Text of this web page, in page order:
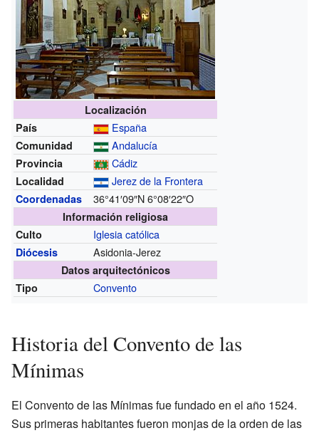
Localización
País
España
Comunidad Andalucía
Provincia Cádiz
Localidad Jerez de la Frontera
Coordenadas 36°41′09″N6°08′22″O
Información religiosa
Culto
Iglesia católica
Diócesis Asidonia-Jerez
Datos arquitectónicos
Tipo
Convento
Historia del Convento de las
Mínimas
El Convento de las Mínimas fue fundado en el año 1524.
Sus primeras habitantes fueron monjas de la orden de las